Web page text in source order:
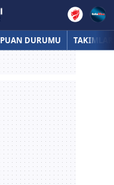
PUAN DURUMU TAKIMLAR